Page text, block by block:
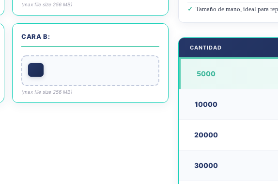
(max file size 256 MB)
CARA B:
(max file size 256 MB)
✓ Tamaño de mano, ideal para
CANTIDAD
5000
10000
20000
30000